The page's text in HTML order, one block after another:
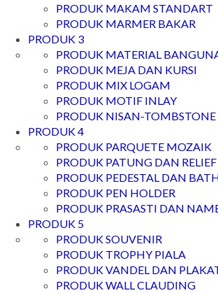
PRODUK MAKAM STANDART
PRODUK MARMER BAKAR
PRODUK 3
PRODUK MATERIAL
PRODUK MEJA DAN KURSI
PRODUK MIX LOGAM
PRODUK MOTIF INLAY
PRODUK NISAN-TOMBSTONE
PRODUK 4
PRODUK PARQUETE MOZAIK
PRODUK PATUNG DAN RELIEF
PRODUK PEDESTAL DAN
PRODUK PEN HOLDER
PRODUK PRASASTI DAN
PRODUK 5
PRODUK SOUVENIR
PRODUK TROPHY PIALA
PRODUK VANDEL DAN
PRODUK WALL CLAUDING